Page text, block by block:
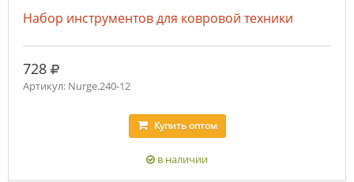
Набор инструментов для ковровой техники
728 руб.
Артикул: Nurge.240-12
Купитьоптом
в наличии